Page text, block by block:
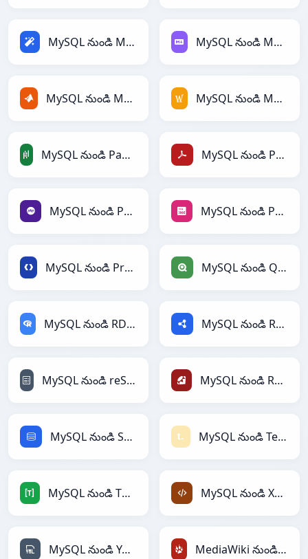
MySQL నుండి Magic MySQL నుండి Markdown
MySQL నుండి MATLAB MySQL నుండి MediaWiki
MySQL నుండి PandasDataFrame MySQL నుండి PDF
MySQL నుండి PHP MySQL నుండి PNG
MySQL నుండి Protobuf MySQL నుండి Qlik
MySQL నుండి RDataFrame MySQL నుండి RDF
MySQL నుండి reStructuredText MySQL నుండి Ruby
MySQL నుండి SQL MySQL నుండి Textile
MySQL నుండి TOML MySQL నుండి XML
MySQL నుండి YAML MediaWiki నుండి TracWiki